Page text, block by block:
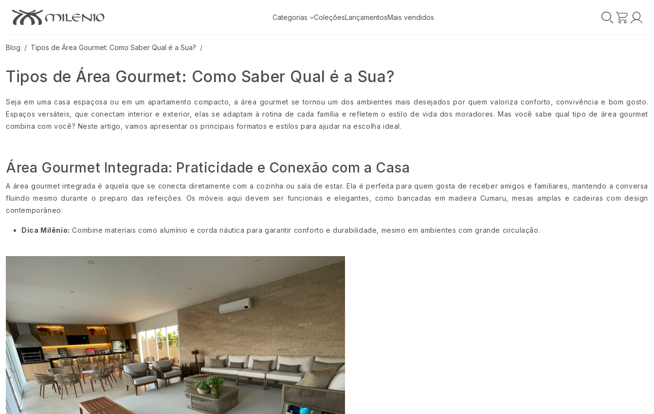
Categorias ColeçõesLançamentosMais vendidos
Blog Tipos de Área Gourmet: Como Saber Qual é a Sua?
Tipos de Área Gourmet: Como Saber Qual é a Sua?
Seja em uma casa espaçosa ou em um apartamento compacto, a área gourmet se tornou um dos ambientes mais desejados por quem valoriza conforto, convivência e bom gosto.
Espaços versáteis, que conectam interior e exterior, elas se adaptam à rotina de cada família e refletem o estilo de vida dos moradores. Mas você sabe qual tipo de área gourmet
combina com você? Neste artigo, vamos apresentar os principais formatos e estilos para ajudar na escolha ideal.
Área Gourmet Integrada: Praticidade e Conexão com a Casa
A área gourmet integrada é aquela que se conecta diretamente com a cozinha ou sala de estar. Ela é perfeita para quem gosta de receber amigos e familiares, mantendo a conversa
fluindo mesmo durante o preparo das refeições. Os móveis aqui devem ser funcionais e elegantes, como bancadas em madeira Cumaru, mesas amplas e cadeiras com design
contemporâneo.
Dica Milênio: Combine materiais como alumínio e corda náutica para garantir conforto e durabilidade, mesmo em ambientes com grande circulação.